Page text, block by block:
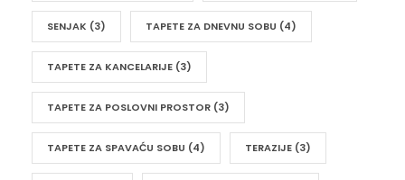
SENJAK (3) TAPETE ZA DNEVNU SOBU (4)
TAPETE ZA KANCELARIJE (3)
TAPETE ZA POSLOVNI PROSTOR (3)
TAPETE ZA SPAVAĆU SOBU (4) TERAZIJE (3)